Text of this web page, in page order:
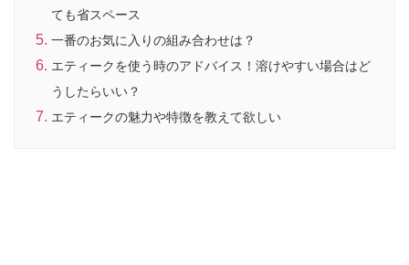
ても省スペース
一番のお気に入りの組み合わせは？
エティークを使う時のアドバイス！溶けやすい場合はど
うしたらいい？
エティークの魅力や特徴を教えて欲しい